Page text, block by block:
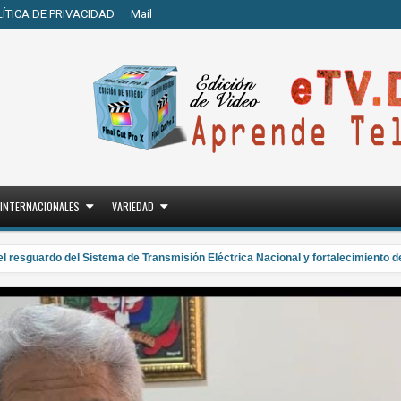
DE PRIVACIDAD Mail
INTERNACIONALES VARIEDAD
del Sistema de Transmisión Eléctrica Nacional y fortalecimiento de